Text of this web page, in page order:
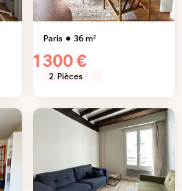
Paris 36m²
1 300 €
2 Pièces